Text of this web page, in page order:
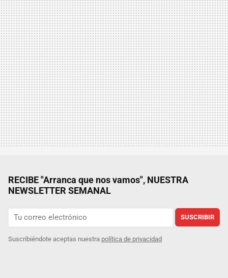
RECIBE "Arranca que nos vamos", NUESTRA
NEWSLETTER SEMANAL
SUSCRIBIR
Suscribiéndote aceptas nuestra política de privacidad